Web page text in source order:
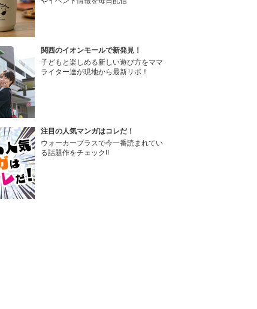
関西のイオンモールで新発見！
子どもと楽しめる新しい遊び方をママ
ライター達が現地から最新リポ！
注目の人気マンガはコレだ！
ウォーカープラスで今一番読まれてい
る話題作をチェック!!